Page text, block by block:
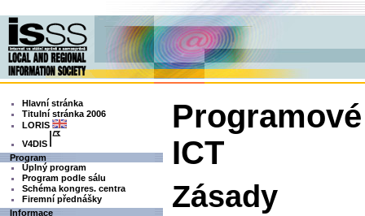
Hlavní stránka
Titulní stránka 2006
LORIS
V4DIS
Program
Úplný program
Program podle sálu
Schéma kongres. centra
Firemní přednášky
Informace
ICT
Zásady